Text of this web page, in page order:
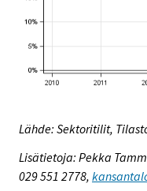
Lähde: Sektoritilit,
Lisätietoja: Pekka
029 551 2778,